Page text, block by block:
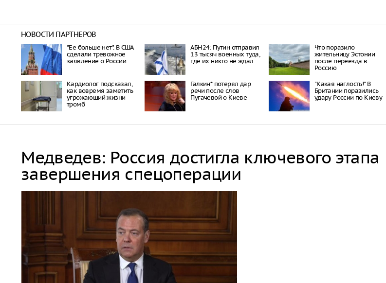
НОВОСТИ ПАРТНЕРОВ
"Ее больше нет". В США
сделали тревожное
заявление о России
АБН24: Путин отправил
13 тысяч военных туда,
где их никто не ждал
Что поразило
жительницу Эстонии
после переезда в
Россию
Кардиолог подсказал,
как вовремя заметить
угрожающий жизни
тромб
Галкин* потерял дар
речи после слов
Пугачевой о Киеве
"Какая наглость!" В
Британии поразились
удару России по Киеву
Медведев: Россия достигла ключевого этапа
завершения спецоперации